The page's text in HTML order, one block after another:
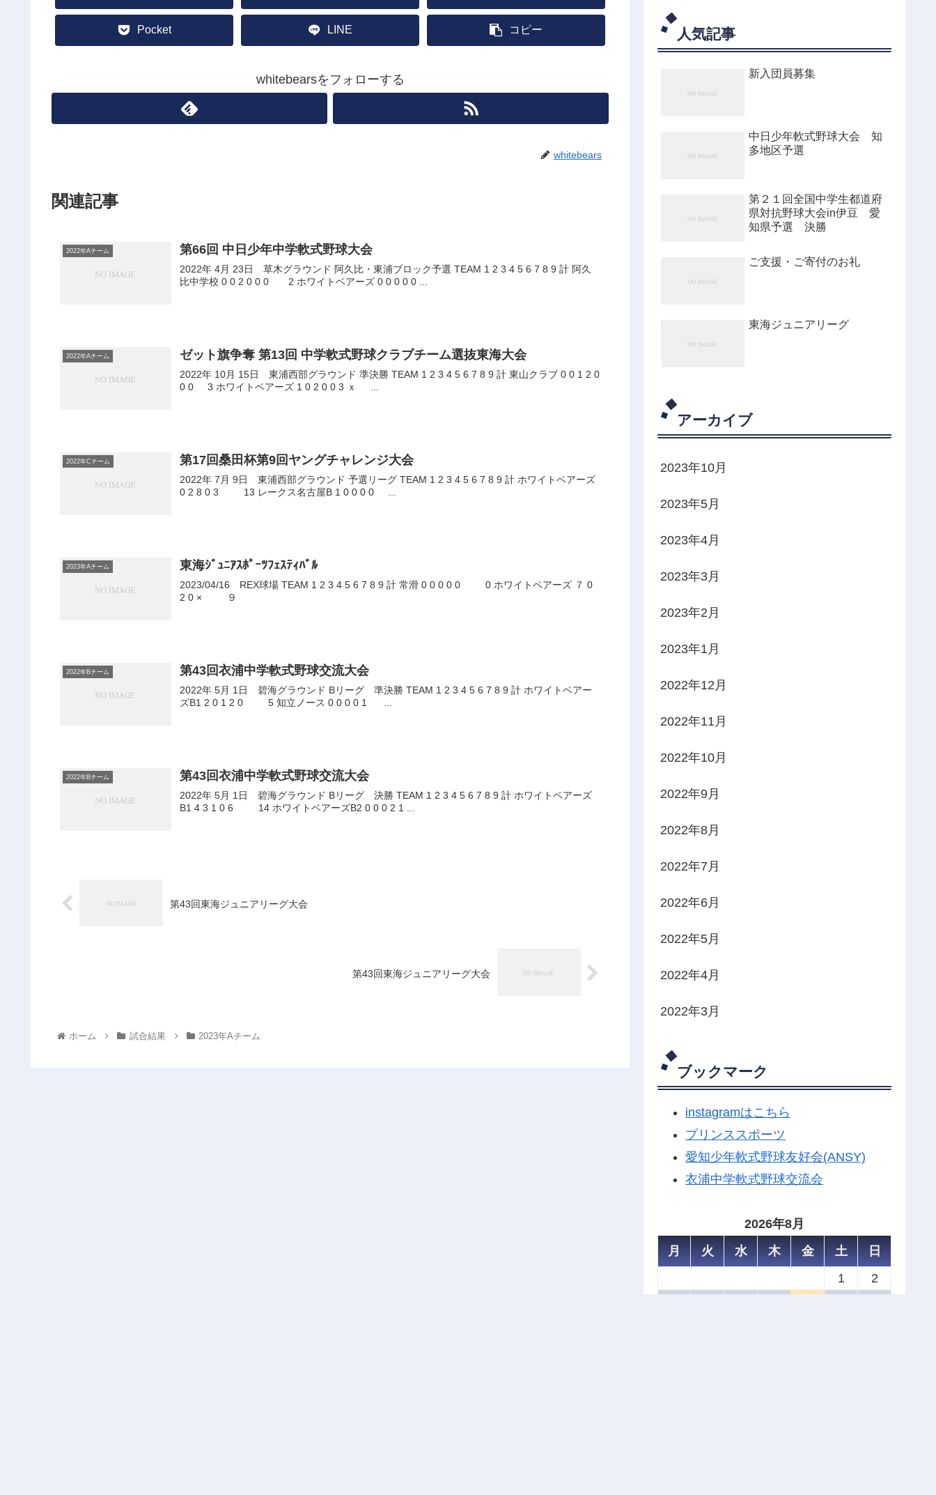
Pocket LINE コピー
whitebearsをフォローする
whitebears
関連記事
2022年Aチーム 第66回 中日少年中学軟式野球大会
2022年 4月 23日 草木グラウンド 阿久比・東浦ブロック予選 TEAM 1 2 3 4 5 6 7 8 9 計 阿久
比中学校 0 0 2 0 0 0 2 ホワイトベアーズ 0 0 0 0 0 ...
2022年Aチーム ゼット旗争奪 第13回 中学軟式野球クラブチーム選抜東海大会
2022年 10月 15日 東浦西部グラウンド 準決勝 TEAM 1 2 3 4 5 6 7 8 9 計 東山クラブ 0 0 1 2 0
0 0 3 ホワイトベアーズ 1 0 2 0 0 3 ｘ ...
2022年Cチーム 第17回桑田杯第9回ヤングチャレンジ大会
2022年 7月 9日 東浦西部グラウンド 予選リーグ TEAM 1 2 3 4 5 6 7 8 9 計 ホワイトベアーズ
0 2 8 0 3 13 レークス名古屋B 1 0 0 0 0 ...
2023年Aチーム 東海ｼﾞｭﾆｱｽﾎﾟｰﾂﾌｪｽﾃｨﾊﾞﾙ
2023/04/16 REX球場 TEAM 1 2 3 4 5 6 7 8 9 計 常滑 0 0 0 0 0 0 ホワイトベアーズ ７ 0
2 0 × ９
2022年Bチーム 第43回衣浦中学軟式野球交流大会
2022年 5月 1日 碧海グラウンド Bリーグ 準決勝 TEAM 1 2 3 4 5 6 7 8 9 計 ホワイトベアー
ズB1 2 0 1 2 0 5 知立ノース 0 0 0 0 1 ...
2022年Bチーム 第43回衣浦中学軟式野球交流大会
2022年 5月 1日 碧海グラウンド Bリーグ 決勝 TEAM 1 2 3 4 5 6 7 8 9 計 ホワイトベアーズ
B1 4 3 1 0 6 14 ホワイトベアーズB2 0 0 0 2 1 ...
第43回東海ジュニアリーグ大会
第43回東海ジュニアリーグ大会
ホーム 試合結果 2023年Aチーム
人気記事
新入団員募集
中日少年軟式野球大会 知
多地区予選
第２１回全国中学生都道府
県対抗野球大会in伊豆 愛
知県予選 決勝
ご支援・ご寄付のお礼
東海ジュニアリーグ
アーカイブ
2023年10月
2023年5月
2023年4月
2023年3月
2023年2月
2023年1月
2022年12月
2022年11月
2022年10月
2022年9月
2022年8月
2022年7月
2022年6月
2022年5月
2022年4月
2022年3月
ブックマーク
instagramはこちら
プリンススポーツ
愛知少年軟式野球友好会(ANSY)
衣浦中学軟式野球交流会
2026年8月
月
火 水 木 金 土
日
1
2